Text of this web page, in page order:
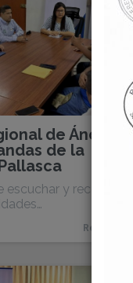
de Áncash
de la
y recoger las
Read More